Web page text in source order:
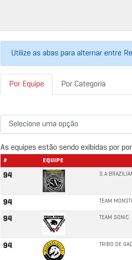
Utilize as abas para alternar entre
Por Equipe Por Categoria
As equipes estão sendo exibidas por
# EQUIPE
94 S.A
94 TEAM
94 TEAM SONIC
94 TRIBO DE